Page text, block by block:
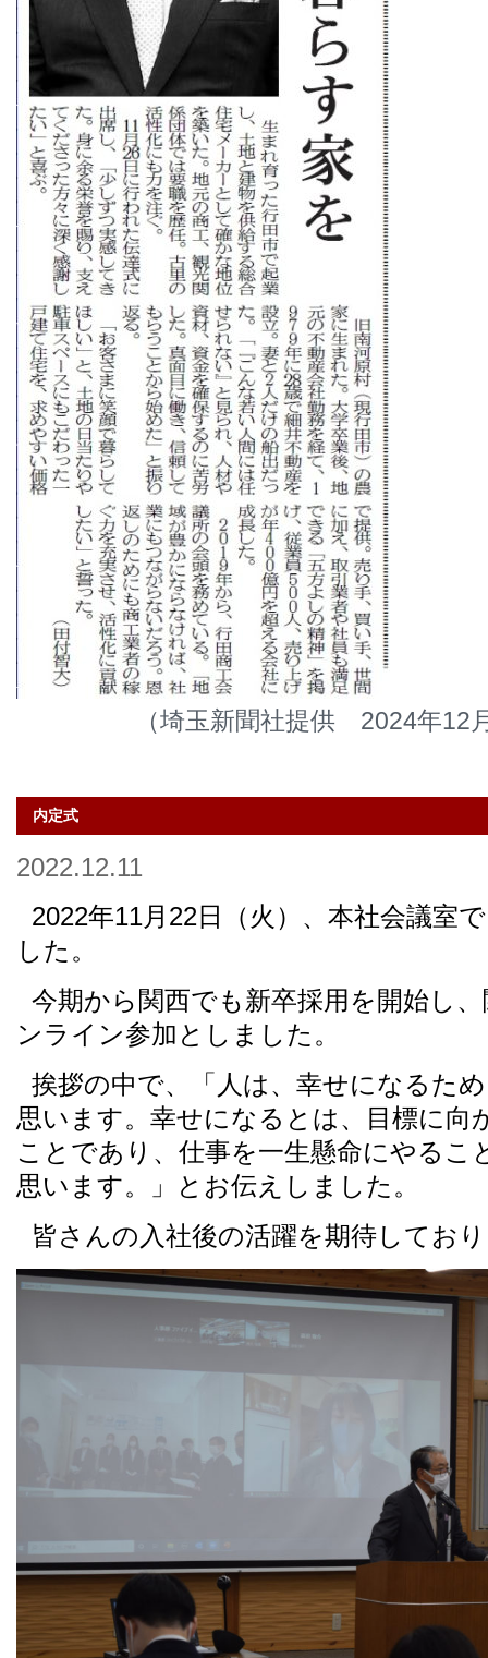
（埼玉新聞社提供 2024年12
内定式
2022.12.11
2022年11月22日（火）、本社会議室
した。
今期から関西でも新卒採用を開始し
ンライン参加としました。
挨拶の中で、「人は、幸せになるた
思います。幸せになるとは、目標に向
ことであり、仕事を一生懸命にやるこ
思います。」とお伝えしました。
皆さんの入社後の活躍を期待してお